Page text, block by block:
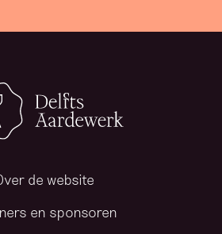
de website
en sponsoren